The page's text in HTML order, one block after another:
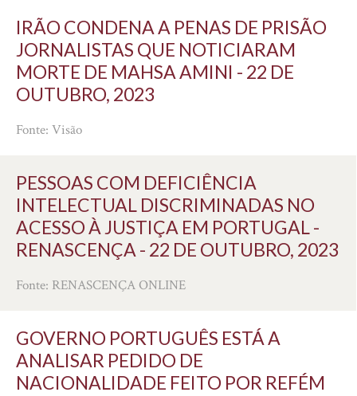
IRÃO CONDENA A PENAS DE PRISÃO
JORNALISTAS QUE NOTICIARAM
MORTE DE MAHSA AMINI - 22 DE
OUTUBRO, 2023
Fonte: Visão
PESSOAS COM DEFICIÊNCIA
INTELECTUAL DISCRIMINADAS NO
ACESSO À JUSTIÇA EM PORTUGAL -
RENASCENÇA - 22 DE OUTUBRO, 2023
Fonte: RENASCENÇA ONLINE
GOVERNO PORTUGUÊS ESTÁ A
ANALISAR PEDIDO DE
NACIONALIDADE FEITO POR REFÉM